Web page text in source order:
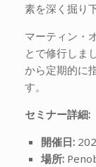
素を深く掘り
マーティン・
とで修行しま
から定期的に
す。
セミナー詳細:
開催日:
場所: